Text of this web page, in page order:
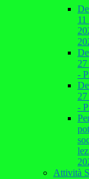
-
-
Attività